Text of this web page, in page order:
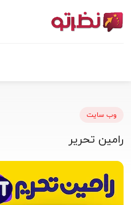
وب سایت
رامین تحریر